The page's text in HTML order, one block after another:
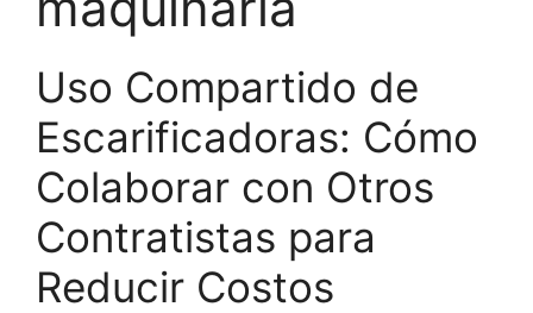
Uso Compartido de
Escarificadoras: Cómo
Colaborar con Otros
Contratistas para
Reducir Costos